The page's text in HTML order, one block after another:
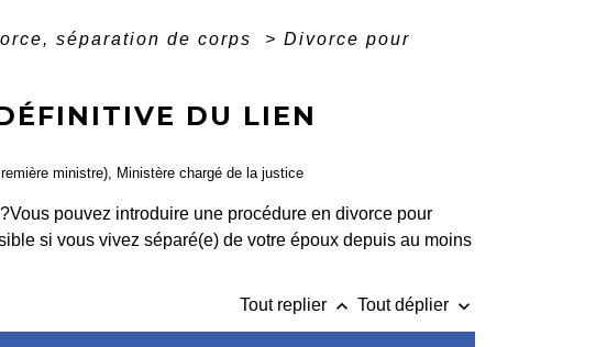
séparation de corps > Divorce pour
DU LIEN
ministre), Ministère chargé de la justice
pouvez introduire une procédure en divorce pour
si vous vivez séparé(e) de votre époux depuis au moins
Tout replier keyboard_arrow_up Tout déplier keyboard_arrow_down